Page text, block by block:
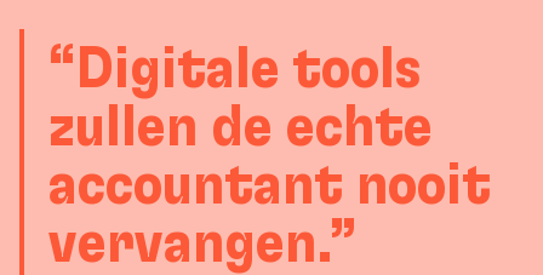
“Digitale tools
zullen de echte
accountant nooit
vervangen.”